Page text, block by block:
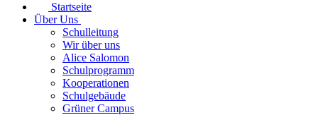
Startseite
Über Uns
Schulleitung
Wir über uns
Alice Salomon
Schulprogramm
Kooperationen
Schulgebäude
Grüner Campus